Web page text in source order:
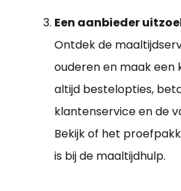
Een aanbieder
Ontdek de
ouderen en maak een
altijd bestelopties,
klantenservice en de
Bekijk of het
is bij de maaltijdhulp.